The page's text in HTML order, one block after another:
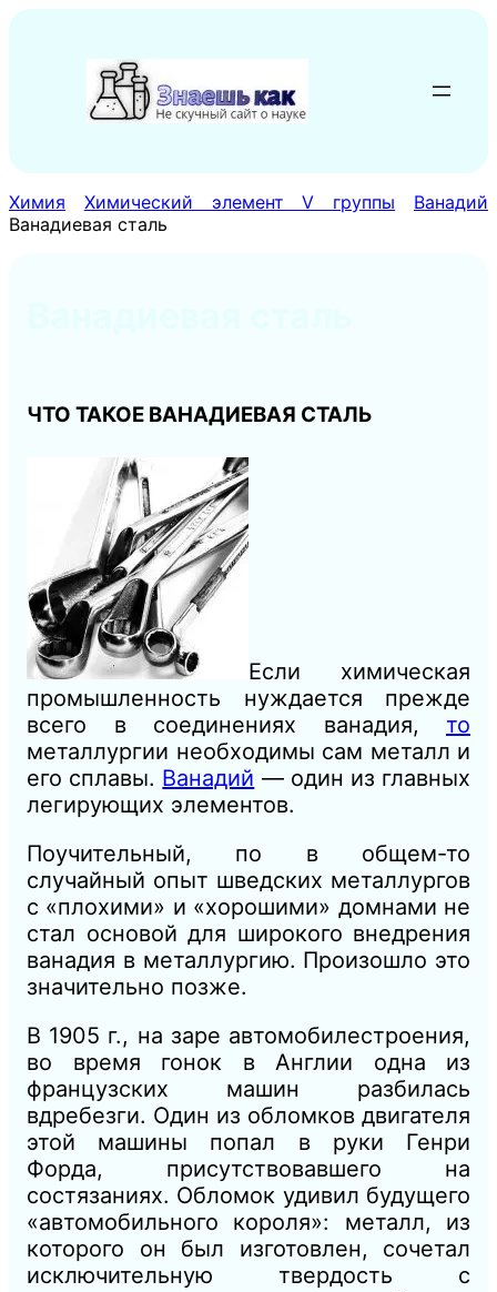
содержимому
Химия Химический элемент V группы
Ванадий
Ванадиевая сталь
ЧТО ТАКОЕ ВАНАДИЕВАЯ СТАЛЬ
Если химическая
промышленность нуждается прежде
всего в соединениях ванадия, то
металлургии необходимы сам металл и
его сплавы. Ванадий — один из главных
легирующих элементов.
Поучительный, по в общем-то
случайный опыт шведских металлургов
с «плохими» и «хорошими» домнами не
стал основой для широкого внедрения
ванадия в металлургию. Произошло это
значительно позже.
В 1905 г., на заре автомобилестроения,
во время гонок в Англии одна из
французских машин разбилась
вдребезги. Один из обломков двигателя
этой машины попал в руки Генри
Форда, присутствовавшего на
состязаниях. Обломок удивил будущего
«автомобильного короля»: металл, из
которого он был изготовлен, сочетал
исключительную твердость с